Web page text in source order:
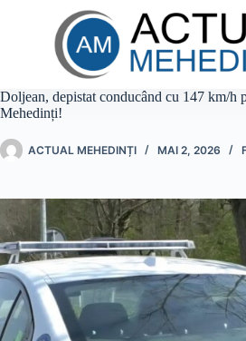
Doljean, depistat conducând cu 147 km/h
Mehedinți!
ACTUAL MEHEDINȚI MAI 2, 2026